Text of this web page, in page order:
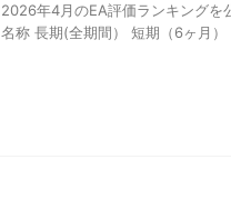
2026年4月のEA評価ランキング
名称 長期(全期間） 短期（6ヶ月